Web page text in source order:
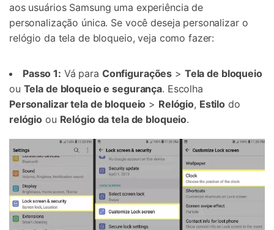
aos usuários Samsung uma experiência de
personalização única. Se você deseja personalizar o
relógio da tela de bloqueio, veja como fazer:
Passo 1: Vá para Configurações > Tela de bloqueio
ou Tela de bloqueio e segurança. Escolha
Personalizar tela de bloqueio > Relógio, Estilo do
relógio ou Relógio da tela de bloqueio.